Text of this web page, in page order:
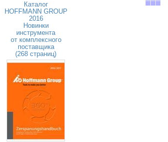
Каталог
HOFFMANN GROUP
2016
Новинки
инструмента
от комплексного
поставщика
(268 страниц)